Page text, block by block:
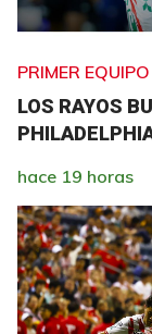
PRIMER EQUIPO
LOS RAYOS
hace 19 horas